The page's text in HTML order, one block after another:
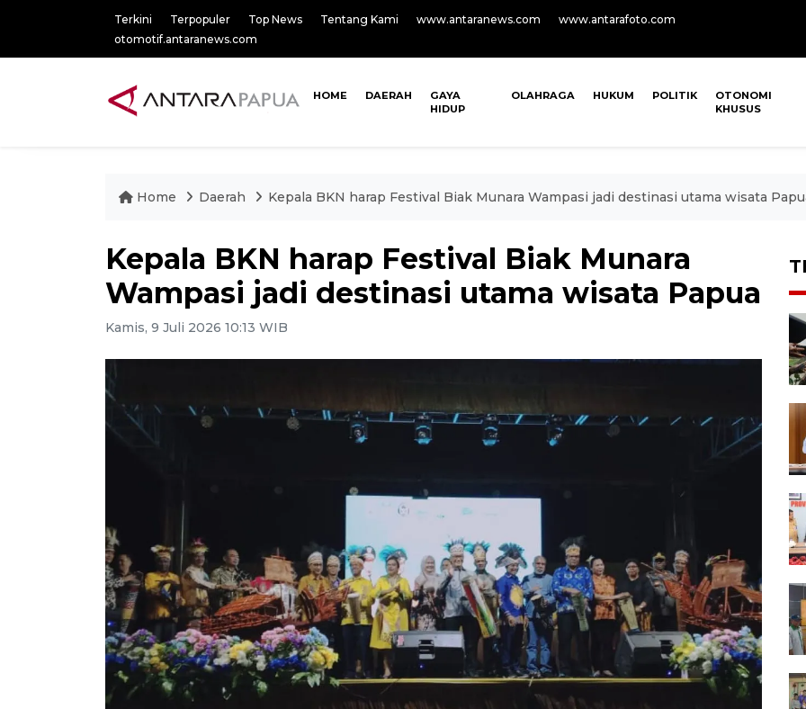
Terkini Terpopuler Top News Tentang Kami www.antaranews.com
www.antarafoto.com
otomotif.antaranews.com
HOME DAERAH
GAYA
HIDUP
OLAHRAGA HUKUM POLITIK
OTONOMI
KHUSUS
Home Daerah Kepala BKN harap Festival Biak Munara Wampasi jadi destinasi utama wisata
Kepala BKN harap Festival Biak Munara
Wampasi jadi destinasi utama wisata Papua
Kamis, 9 Juli 2026 10:13 WIB